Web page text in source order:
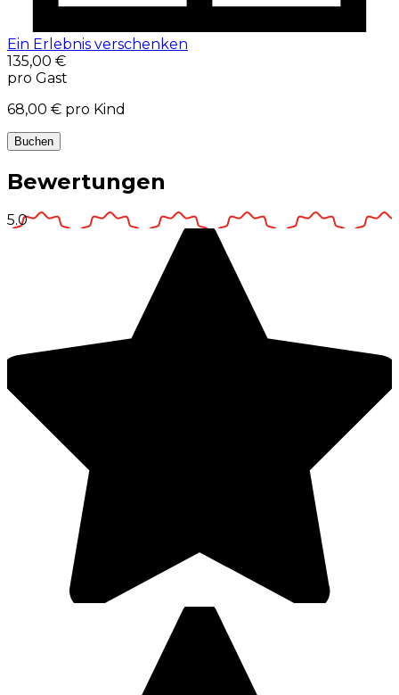
Ein Erlebnis verschenken
135,00 €
pro Gast
68,00 € pro Kind
Buchen
Bewertungen
5.0